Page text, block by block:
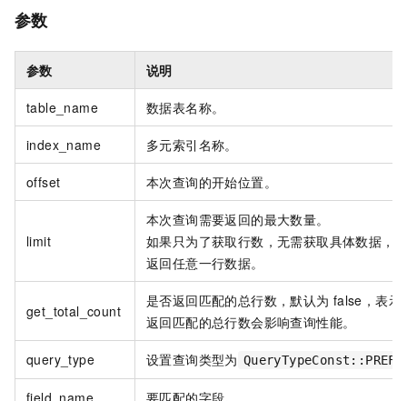
参数
参数 说明
table_name 数据表名称。
index_name 多元索引名称。
offset 本次查询的开始位置。
limit
本次查询需要返回的最大数量。
如果只为了获取行数，无需获取具体数据，
返回任意一行数据。
get_total_count
是否返回匹配的总行数，默认为 false，表示
返回匹配的总行数会影响查询性能。
query_type 设置查询类型为